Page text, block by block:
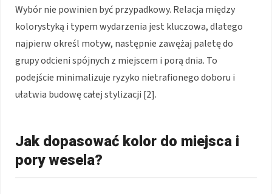
Wybór nie powinien być przypadkowy. Relacja między
kolorystyką i typem wydarzenia jest kluczowa, dlatego
najpierw określ motyw, następnie zawężaj paletę do
grupy odcieni spójnych z miejscem i porą dnia. To
podejście minimalizuje ryzyko nietrafionego doboru i
ułatwia budowę całej stylizacji [2].
Jak dopasować kolor do miejsca i
pory wesela?